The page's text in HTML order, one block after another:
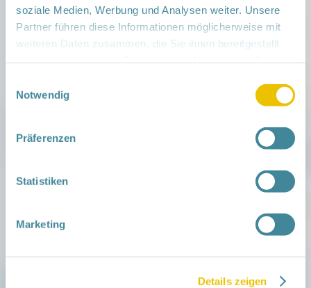
soziale Medien, Werbung und Analysen weiter. Unsere
Partner führen diese Informationen möglicherweise mit
weiteren Daten zusammen, die Sie ihnen bereitgestellt
Notwendig
Präferenzen
Statistiken
Marketing
Details zeigen
Veranstaltungsort:
Seminarraum des DRK, Prötzeler Chaussee 4a,,
15344 Strausberg
teilen
Weitere Infos:
iCal•